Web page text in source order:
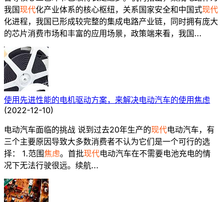
我国现代化产业体系的核心枢纽，关系国家安全和中国式现代
化进程，我国已形成较完整的集成电路产业链，同时拥有庞大
的芯片消费市场和丰富的应用场景，政策端来看，我国...
使用先进性能的电机驱动方案，来解决电动汽车的使用焦虑
(2022-12-10)
电动汽车面临的挑战 说到过去20年生产的现代电动汽车，有
三个主要原因导致大多数消费者不认为它们是一个可行的选
择： 1.范围焦虑。首批现代电动汽车在不需要电池充电的情
况下无法行驶很远。续航...